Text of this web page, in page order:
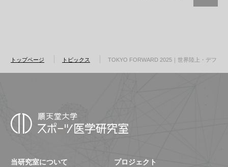
トップページ トピックス TOKYO FORWARD 2025｜世界陸上・デフリ
当研究室について プロジェクト